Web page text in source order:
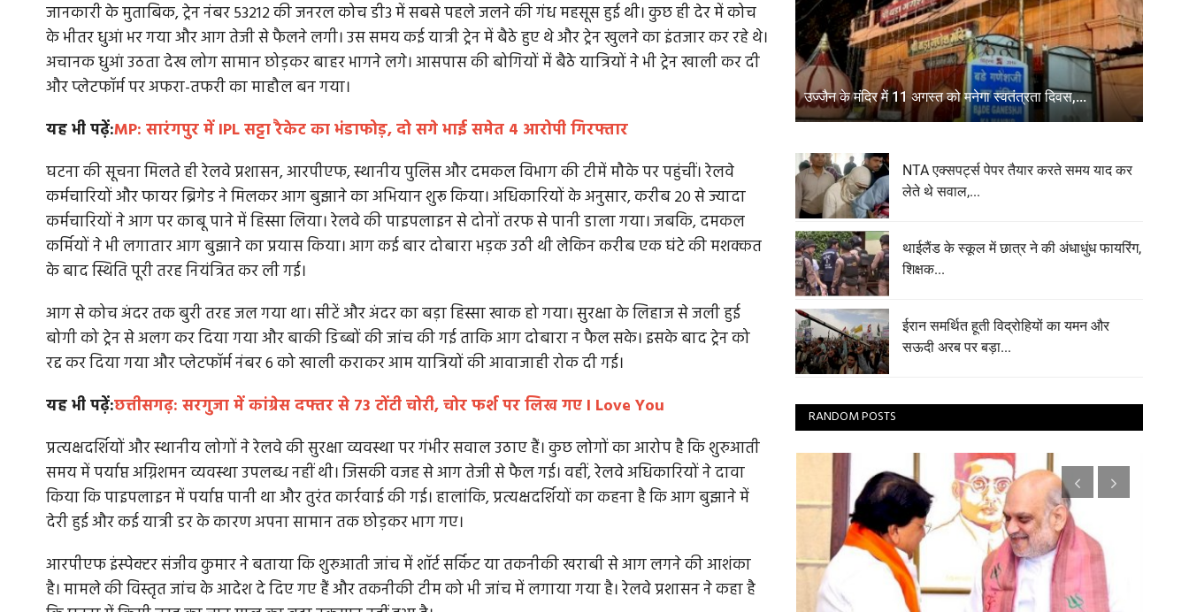
जानकारी के मुताबिक, ट्रेन नंबर 53212 की जनरल कोच डी3 में सबसे पहले जलने की गंध महसूस हुई थी। कुछ ही देर में कोच
के भीतर धुआं भर गया और आग तेजी से फैलने लगी। उस समय कई यात्री ट्रेन में बैठे हुए थे और ट्रेन खुलने का इंतजार कर रहे थे।
अचानक धुआं उठता देख लोग सामान छोड़कर बाहर भागने लगे। आसपास की बोगियों में बैठे यात्रियों ने भी ट्रेन खाली कर दी
और प्लेटफॉर्म पर अफरा-तफरी का माहौल बन गया।
यह भी पढ़ें:MP: सारंगपुर में IPL सट्टा रैकेट का भंडाफोड़, दो सगे भाई समेत 4 आरोपी गिरफ्तार
घटना की सूचना मिलते ही रेलवे प्रशासन, आरपीएफ, स्थानीय पुलिस और दमकल विभाग की टीमें मौके पर पहुंचीं। रेलवे
कर्मचारियों और फायर ब्रिगेड ने मिलकर आग बुझाने का अभियान शुरू किया। अधिकारियों के अनुसार, करीब 20 से ज्यादा
कर्मचारियों ने आग पर काबू पाने में हिस्सा लिया। रेलवे की पाइपलाइन से दोनों तरफ से पानी डाला गया। जबकि, दमकल
कर्मियों ने भी लगातार आग बुझाने का प्रयास किया। आग कई बार दोबारा भड़क उठी थी लेकिन करीब एक घंटे की मशक्कत
के बाद स्थिति पूरी तरह नियंत्रित कर ली गई।
आग से कोच अंदर तक बुरी तरह जल गया था। सीटें और अंदर का बड़ा हिस्सा खाक हो गया। सुरक्षा के लिहाज से जली हुई
बोगी को ट्रेन से अलग कर दिया गया और बाकी डिब्बों की जांच की गई ताकि आग दोबारा न फैल सके। इसके बाद ट्रेन को
रद्द कर दिया गया और प्लेटफॉर्म नंबर 6 को खाली कराकर आम यात्रियों की आवाजाही रोक दी गई।
यह भी पढ़ें:छत्तीसगढ़: सरगुजा में कांग्रेस दफ्तर से 73 टोंटी चोरी, चोर फर्श पर लिख गए I Love You
प्रत्यक्षदर्शियों और स्थानीय लोगों ने रेलवे की सुरक्षा व्यवस्था पर गंभीर सवाल उठाए हैं। कुछ लोगों का आरोप है कि शुरुआती
समय में पर्याप्त अग्निशमन व्यवस्था उपलब्ध नहीं थी। जिसकी वजह से आग तेजी से फैल गई। वहीं, रेलवे अधिकारियों ने दावा
किया कि पाइपलाइन में पर्याप्त पानी था और तुरंत कार्रवाई की गई। हालांकि, प्रत्यक्षदर्शियों का कहना है कि आग बुझाने में
देरी हुई और कई यात्री डर के कारण अपना सामान तक छोड़कर भाग गए।
आरपीएफ इंस्पेक्टर संजीव कुमार ने बताया कि शुरुआती जांच में शॉर्ट सर्किट या तकनीकी खराबी से आग लगने की आशंका
है। मामले की विस्तृत जांच के आदेश दे दिए गए हैं और तकनीकी टीम को भी जांच में लगाया गया है। रेलवे प्रशासन ने कहा है
उज्जैन के मंदिर में 11 अगस्त को मनेगा स्वतंत्रता दिवस,...
NTA एक्सपर्ट्स पेपर तैयार करते समय याद कर
लेते थे सवाल,...
थाईलैंड के स्कूल में छात्र ने की अंधाधुंध फायरिंग,
शिक्षक...
ईरान समर्थित हूती विद्रोहियों का यमन और
सऊदी अरब पर बड़ा...
RANDOM POSTS